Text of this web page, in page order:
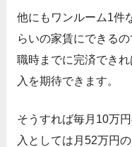
他にもワンルーム1件
らいの家賃にできる
職時までに完済でき
入を期待できます。
そうすれば毎月10万
入としては月52万円